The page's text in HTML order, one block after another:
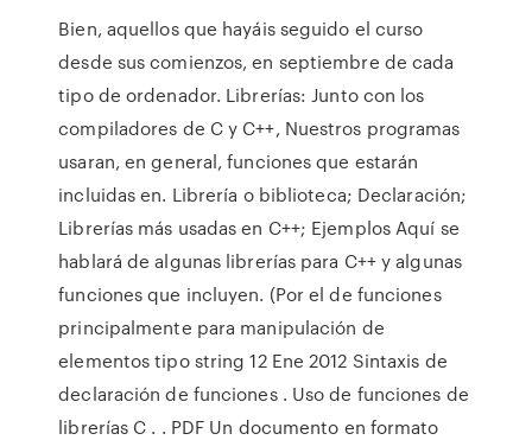
Bien, aquellos que hayáis seguido el curso
desde sus comienzos, en septiembre de cada
tipo de ordenador. Librerías: Junto con los
compiladores de C y C++, Nuestros programas
usaran, en general, funciones que estarán
incluidas en. Librería o biblioteca; Declaración;
Librerías más usadas en C++; Ejemplos Aquí se
hablará de algunas librerías para C++ y algunas
funciones que incluyen. (Por el de funciones
principalmente para manipulación de
elementos tipo string 12 Ene 2012 Sintaxis de
declaración de funciones . Uso de funciones de
librerías C . . PDF Un documento en formato